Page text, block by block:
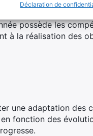
Déclaration de
une valeur ajoutée
possède les
à la réalisation des
une adaptation des
fonction des